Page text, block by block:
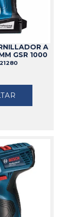
A
GSR 1000
21280